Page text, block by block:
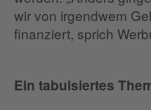
wir von irgendwem
finanziert, sprich
Ein tabuisiertes